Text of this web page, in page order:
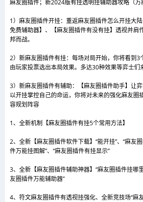
麻友圈插件；新2024版有挂透明挂辅助器攻略（万
1）麻友圈插件开挂：重返麻友圈插件怎么开挂大
免费辅助器】、【麻友圈插件有没有挂】透视并肩
邦而战。
2）新麻友圈插件有挂：每场对局开始，你将看到3
由玩家投票选出本局效果。多达30种效果等弈士们
3）新麻友圈插件有辅助：【麻友圈插件助手】让
以开挂掌控自己的命运，你将对未来的强化麻友圈
容规划阵容
1、全新机制【麻友圈插件有挂5个常用方法】
2、全新【麻友圈插件软件下载】“能开挂”、“麻友
件万能挂图解”、“麻友圈插件有挂显示”
3、全新【麻友圈插件辅助神器】“麻友圈插件挂哪
友圈插件万能辅助器”
4、符文麻友圈插件有透视挂强化、全新竞技场“麻